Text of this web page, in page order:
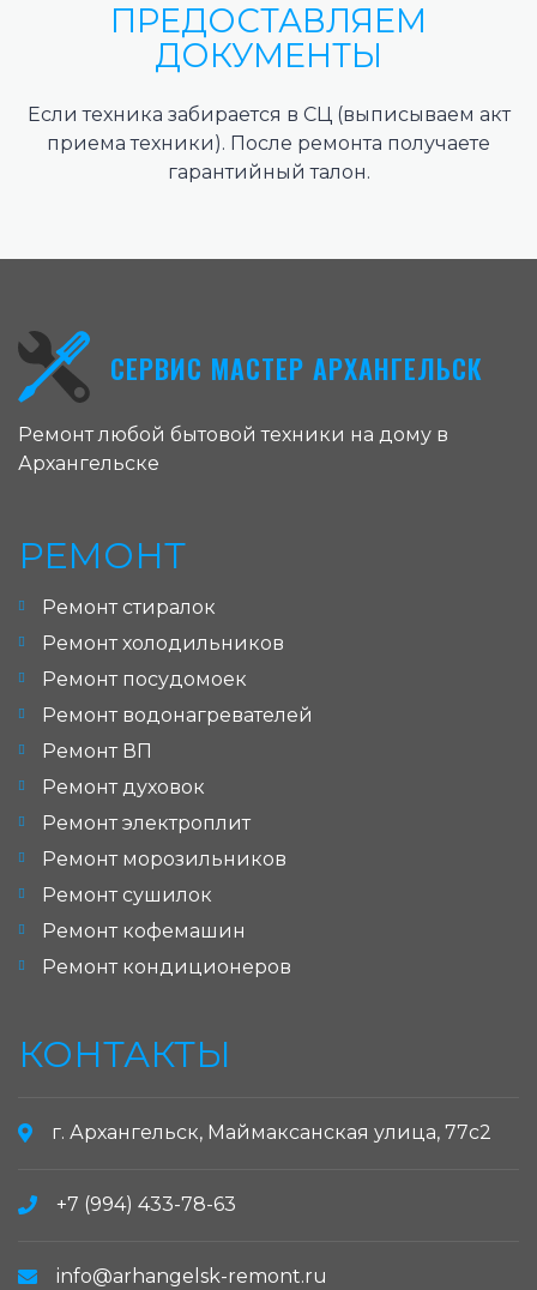
ПРЕДОСТАВЛЯЕМ
ДОКУМЕНТЫ
Если техника забирается в СЦ (выписываем акт
приема техники). После ремонта получаете
гарантийный талон.
СЕРВИС МАСТЕР АРХАНГЕЛЬСК
Ремонт любой бытовой техники на дому в
Архангельске
РЕМОНТ
Ремонт стиралок
Ремонт холодильников
Ремонт посудомоек
Ремонт водонагревателей
Ремонт ВП
Ремонт духовок
Ремонт электроплит
Ремонт морозильников
Ремонт сушилок
Ремонт кофемашин
Ремонт кондиционеров
КОНТАКТЫ
г. Архангельск, Маймаксанская улица, 77с2
+7 (994) 433-78-63
info@arhangelsk-remont.ru